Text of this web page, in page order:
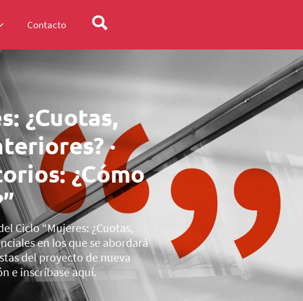
Contacto
¿Cuotas,
·
¿Cómo
Ciclo “Mujeres: ¿Cuotas,
en los que se abordará
del proyecto de nueva
e inscríbase aquí.